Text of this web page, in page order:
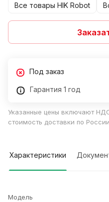
Все товары HIK Robot
Под заказ
Гарантия 1 год
Указанные цены включают
стоимость доставки по
Характеристики
Модель